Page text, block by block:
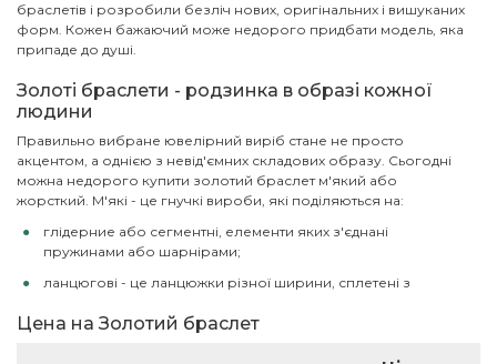
браслетів і розробили безліч нових, оригінальних і вишуканих
форм. Кожен бажаючий може недорого придбати модель, яка
припаде до душі.
Золоті браслети - родзинка в образі кожної
людини
Правильно вибране ювелірний виріб стане не просто
акцентом, а однією з невід'ємних складових образу. Сьогодні
можна недорого купити золотий браслет м'який або
жорсткий. М'які - це гнучкі вироби, які поділяються на:
глідерние або сегментні, елементи яких з'єднані
пружинами або шарнірами;
ланцюгові - це ланцюжки різної ширини, сплетені з
Жорсткі браслети - цільні конструкції, що не змінюють форму
Цена на Золотий браслет